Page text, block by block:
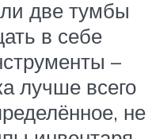
две тумбы
в себе
–
лучше всего
не